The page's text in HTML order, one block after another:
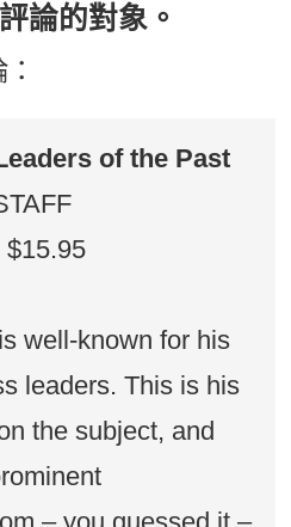
論的對象。
of the Past
$15.95
well-known for his
leaders. This is his
the subject, and